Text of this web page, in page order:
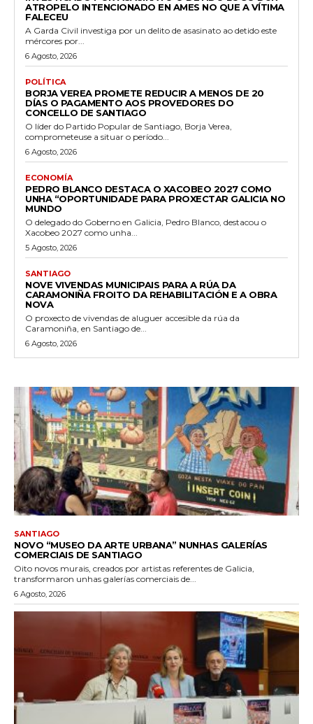
ATROPELO INTENCIONADO EN AMES NO QUE A VÍTIMA
FALECEU
A Garda Civil investiga por un delito de asasinato ao detido este
mércores por...
6 Agosto, 2026
POLÍTICA
BORJA VEREA PROMETE REDUCIR A MENOS DE 20
DÍAS O PAGAMENTO AOS PROVEDORES DO
CONCELLO DE SANTIAGO
O líder do Partido Popular de Santiago, Borja Verea,
comprometeuse a situar o período...
6 Agosto, 2026
ECONOMÍA
PEDRO BLANCO DESTACA O XACOBEO 2027 COMO
UNHA “OPORTUNIDADE PARA PROXECTAR GALICIA NO
MUNDO
O delegado do Goberno en Galicia, Pedro Blanco, destacou o
Xacobeo 2027 como unha...
5 Agosto, 2026
SANTIAGO
NOVE VIVENDAS MUNICIPAIS PARA A RÚA DA
CARAMONIÑA FROITO DA REHABILITACIÓN E A OBRA
NOVA
O proxecto de vivendas de aluguer accesible da rúa da
Caramoniña, en Santiago de...
6 Agosto, 2026
SANTIAGO
NOVO “MUSEO DA ARTE URBANA” NUNHAS GALERÍAS
COMERCIAIS DE SANTIAGO
Oito novos murais, creados por artistas referentes de Galicia,
transformaron unhas galerías comerciais de...
6 Agosto, 2026